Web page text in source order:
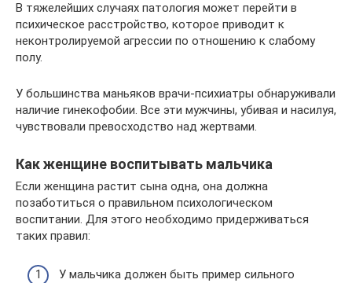
В тяжелейших случаях патология может перейти в
психическое расстройство, которое приводит к
неконтролируемой агрессии по отношению к слабому
полу.
У большинства маньяков врачи-психиатры обнаруживали
наличие гинекофобии. Все эти мужчины, убивая и насилуя,
чувствовали превосходство над жертвами.
Как женщине воспитывать мальчика
Если женщина растит сына одна, она должна
позаботиться о правильном психологическом
воспитании. Для этого необходимо придерживаться
таких правил:
У мальчика должен быть пример сильного